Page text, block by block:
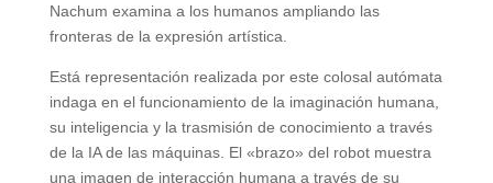
Nachum examina a los humanos ampliando las
fronteras de la expresión artística.
Está representación realizada por este colosal autómata
indaga en el funcionamiento de la imaginación humana,
su inteligencia y la trasmisión de conocimiento a través
de la IA de las máquinas. El «brazo» del robot muestra
una imagen de interacción humana a través de su